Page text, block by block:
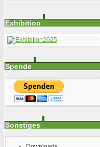
Exhibition
Spende
Sonstiges